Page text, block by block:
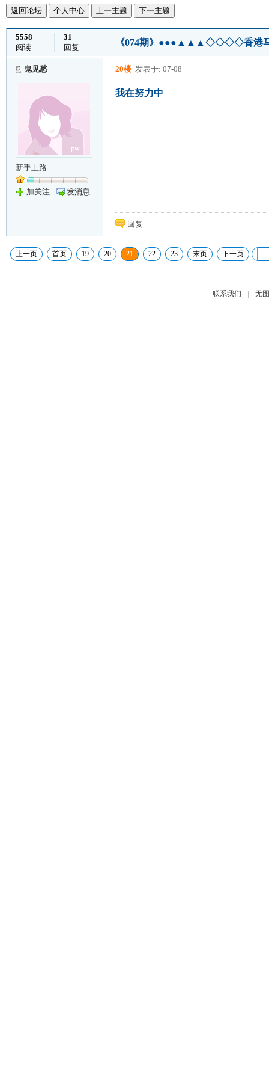
返回论坛 个人中心 上一主题 下一主题
5558
阅读
31
回复
《074期》●●●▲▲▲◇◇◇◇香港马
鬼见愁
新手上路
加关注 发消息
20楼 发表于: 07-08
我在努力中
回复
上一页 首页 19 20 21 22 23 末页 下一页
联系我们 | 无